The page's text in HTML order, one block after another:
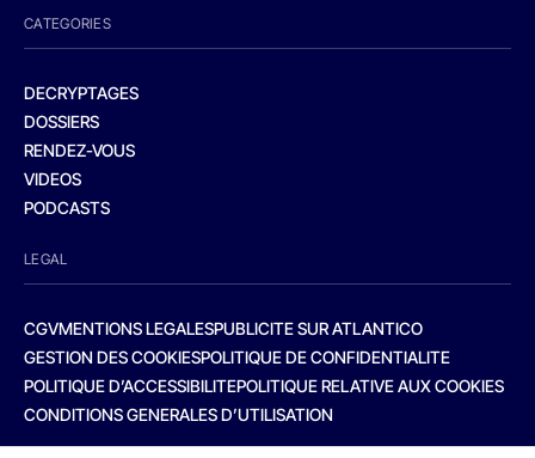
CATEGORIES
DECRYPTAGES
DOSSIERS
RENDEZ-VOUS
VIDEOS
PODCASTS
LEGAL
CGVMENTIONS LEGALESPUBLICITE SUR ATLANTICO
GESTION DES COOKIESPOLITIQUE DE CONFIDENTIALITE
POLITIQUE D’ACCESSIBILITEPOLITIQUE RELATIVE AUX COOKIES
CONDITIONS GENERALES D’UTILISATION